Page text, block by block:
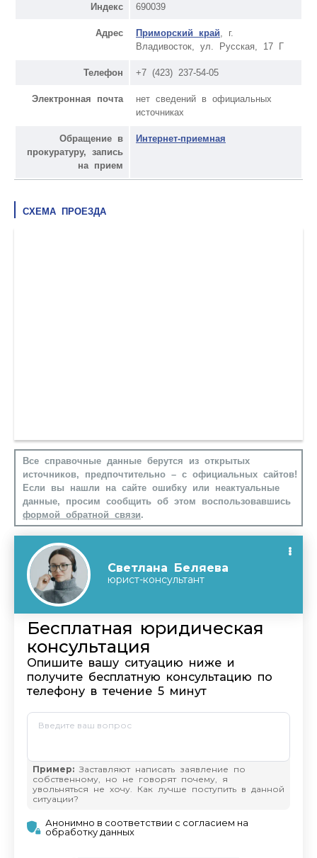
Индекс 690039
Адрес Приморский край , г.
Владивосток, ул. Русская, 17 Г
Телефон +7 (423) 237-54-05
Электронная почта
нет сведений в официальных
источниках
Обращение в
прокуратуру, запись
на прием
Интернет-приемная
СХЕМА ПРОЕЗДА
Все справочные данные берутся из открытых
источников, предпочтительно – с официальных сайтов!
Если вы нашли на сайте ошибку или неактуальные
данные, просим сообщить об этом воспользовавшись
формой обратной связи.